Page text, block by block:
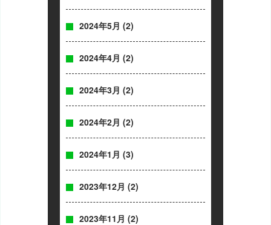
2024年5月 (2)
2024年4月 (2)
2024年3月 (2)
2024年2月 (2)
2024年1月 (3)
2023年12月 (2)
2023年11月 (2)